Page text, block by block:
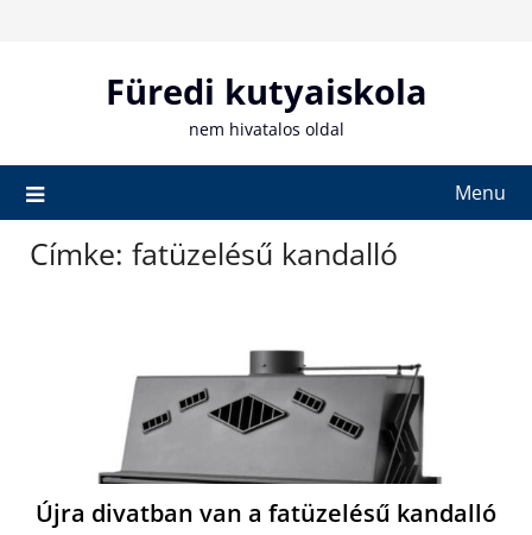
Füredi kutyaiskola
nem hivatalos oldal
Menu
Címke: fatüzelésű kandalló
Újra divatban van a fatüzelésű kandalló